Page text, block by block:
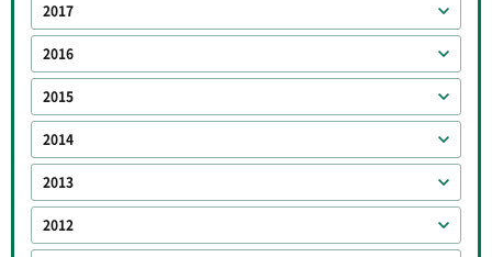
2017
2016
2015
2014
2013
2012